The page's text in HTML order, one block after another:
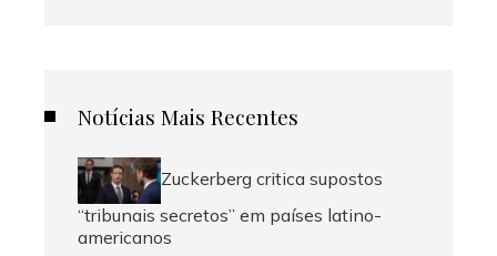
Notícias Mais Recentes
Zuckerberg critica supostos
“tribunais secretos” em países latino-
americanos